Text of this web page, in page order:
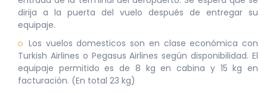
dirija a la puerta del vuelo después de entregar su
equipaje.
Los vuelos domesticos son en clase económica con
Turkish Airlines o Pegasus Airlines según disponibilidad. El
equipaje permitido es de 8 kg en cabina y 15 kg en
facturación. (En total 23 kg)